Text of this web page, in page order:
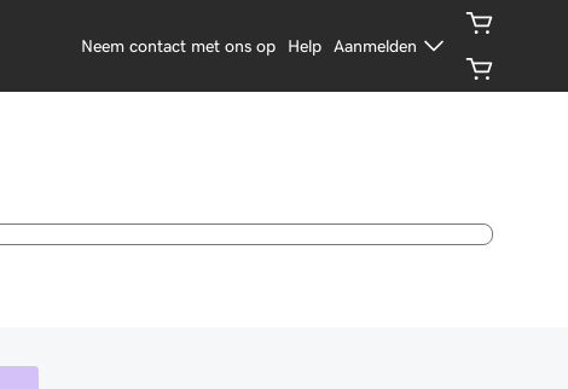
Neem contact met ons op Help Aanmelden